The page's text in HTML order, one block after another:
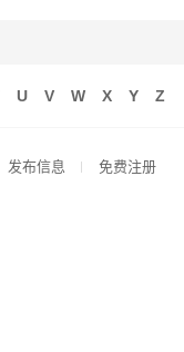
U V W X Y Z
发布信息 免费注册